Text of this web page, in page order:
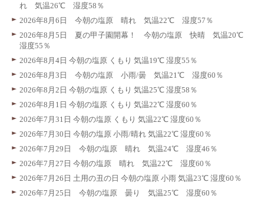
れ 気温26℃ 湿度58％
2026年8月6日 今朝の塩原 晴れ 気温22℃ 湿度57％
2026年8月5日 夏の甲子園開幕！ 今朝の塩原 快晴 気温20℃
湿度55％
2026年8月4日 今朝の塩原 くもり 気温19℃ 湿度55％
2026年8月3日 今朝の塩原 小雨/曇 気温21℃ 湿度60％
2026年8月2日 今朝の塩原 くもり 気温25℃ 湿度58％
2026年8月1日 今朝の塩原 くもり 気温22℃ 湿度60％
2026年7月31日 今朝の塩原 くもり 気温22℃ 湿度60％
2026年7月30日 今朝の塩原 小雨/晴れ 気温22℃ 湿度60％
2026年7月29日 今朝の塩原 晴れ 気温24℃ 湿度46％
2026年7月27日 今朝の塩原 晴れ 気温22℃ 湿度60％
2026年7月26日 土用の丑の日 今朝の塩原 小雨 気温23℃ 湿度60％
2026年7月25日 今朝の塩原 曇り 気温25℃ 湿度60％